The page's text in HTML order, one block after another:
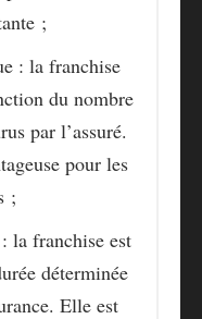
;
: la franchise
du nombre
par l’assuré.
pour les
;
: la franchise est
déterminée
Elle est